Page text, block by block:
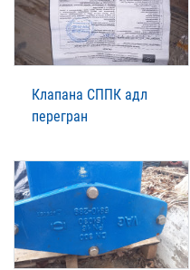
Клапана СППК адл
перегран